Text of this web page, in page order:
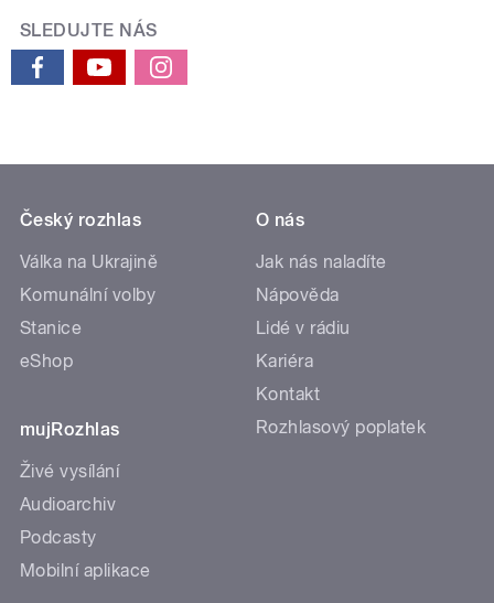
SLEDUJTE NÁS
Český rozhlas
Válka na Ukrajině
Komunální volby
Stanice
eShop
mujRozhlas
Živé vysílání
Audioarchiv
Podcasty
Mobilní aplikace
O nás
Jak nás naladíte
Nápověda
Lidé v rádiu
Kariéra
Kontakt
Rozhlasový poplatek